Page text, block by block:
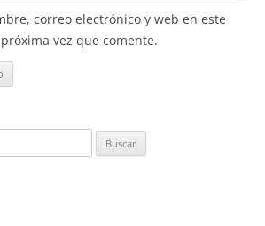
correo electrónico y web en este
vez que comente.